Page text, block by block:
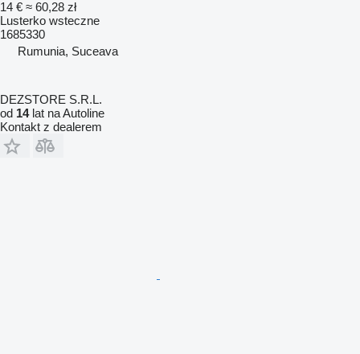
14 € ≈ 60,28 zł
Lusterko wsteczne
1685330
Rumunia, Suceava
DEZSTORE S.R.L.
od 14lat na Autoline
Kontakt z dealerem